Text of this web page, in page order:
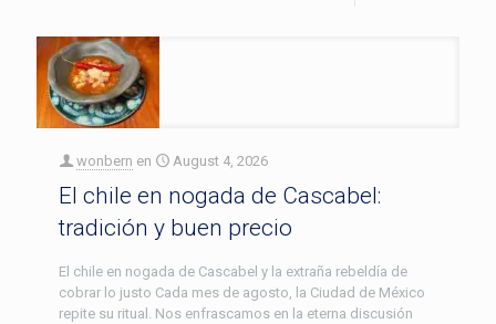
wonbern en August 4, 2026
El chile en nogada de Cascabel:
tradición y buen precio
El chile en nogada de Cascabel y la extraña rebeldía de
cobrar lo justo Cada mes de agosto, la Ciudad de México
repite su ritual. Nos enfrascamos en la eterna discusión